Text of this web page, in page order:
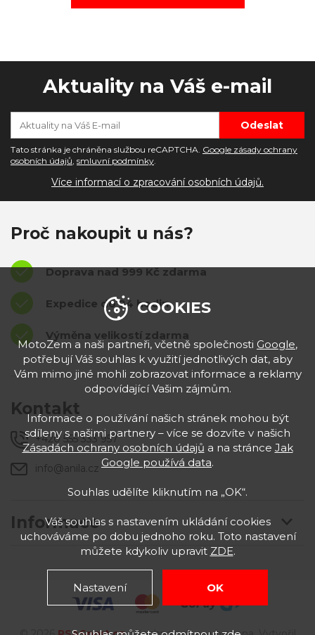
Aktuality na Váš e-mail
Tato stránka je chráněna službou reCAPTCHA. Google zásady ochrany
osobních údajů smluvní podmínky
Více informací o zpracování osobních údajů.
Proč nakoupit u nás?
Doprava nad 999 Kč zdarma
Expedice do 24 hodin
Výměna velikostí zdarma
Informace
Kontakt
+420 555 333 957
info@anila.cz
COOKIES
MotoZem a naši partneři, včetně společnosti Google,
potřebují Váš souhlas k využití jednotlivých dat, aby
Vám mimo jiné mohli zobrazovat informace a reklamy
odpovídající Vašim zájmům.
Informace o používání našich stránek mohou být
sdíleny s našimi partnery – více se dozvíte v našich
Zásadách ochrany osobních údajů a na stránce Jak
Google používá data.
Souhlas udělíte kliknutím na „OK“.
Váš souhlas s nastavením ukládání cookies
uchováváme po dobu jednoho roku. Toto nastavení
můžete kdykoliv upravit ZDE.
Nastavení OK